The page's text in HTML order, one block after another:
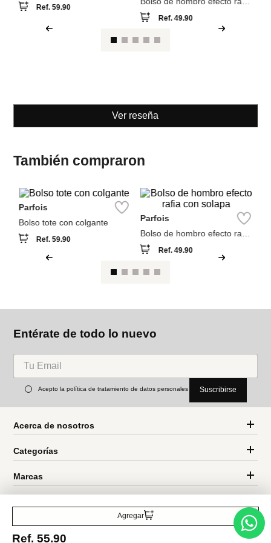
Agregar
Ref. 55.90
Parfois
Ver reseña
También compraron
Parfois
Bolso tote con colgante
Ref.59.90
NEW
Bolso de hombro efecto rafia
con solapa
Ref.49.90
Entérate de todo lo nuevo
Suscribirse